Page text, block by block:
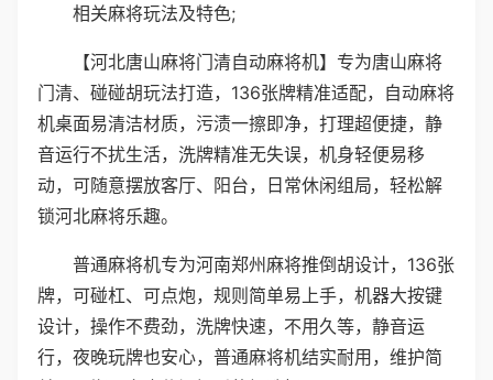
相关麻将玩法及特色;
【河北唐山麻将门清自动麻将机】专为唐山麻将
门清、碰碰胡玩法打造，136张牌精准适配，自动麻将
机桌面易清洁材质，污渍一擦即净，打理超便捷，静
音运行不扰生活，洗牌精准无失误，机身轻便易移
动，可随意摆放客厅、阳台，日常休闲组局，轻松解
锁河北麻将乐趣。
普通麻将机专为河南郑州麻将推倒胡设计，136张
牌，可碰杠、可点炮，规则简单易上手，机器大按键
设计，操作不费劲，洗牌快速，不用久等，静音运
行，夜晚玩牌也安心，普通麻将机结实耐用，维护简